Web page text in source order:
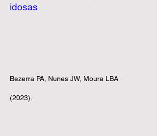
idosas
Bezerra PA, Nunes JW, Moura LBA
(2023).